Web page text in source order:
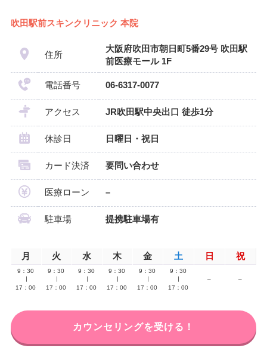
吹田駅前スキンクリニック 本院
住所
大阪府吹田市朝日町5番29号 吹田駅
前医療モール 1F
電話番号 06-6317-0077
アクセス JR吹田駅中央出口 徒歩1分
休診日 日曜日・祝日
カード決済 要問い合わせ
医療ローン –
駐車場 提携駐車場有
月 火 水 木 金 土 日 祝
9：30
17：00
9：30
17：00
9：30
17：00
9：30
17：00
9：30
17：00
9：30
17：00
– –
カウンセリングを受ける！